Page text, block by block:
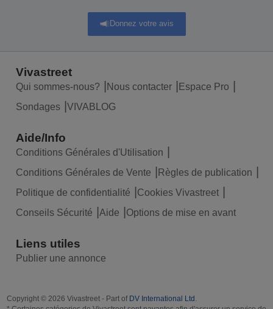
Donnez votre avis
Vivastreet
Qui sommes-nous? Nous contacter
Espace Pro
Sondages
VIVABLOG
Aide/Info
Conditions Générales d'Utilisation
Conditions Générales de Vente
Règles de publication
Politique de confidentialité
Cookies Vivastreet
Conseils Sécurité
Aide Options de mise en avant
Liens utiles
Publier une annonce
Copyright © 2026 Vivastreet - Part of DV International Ltd .